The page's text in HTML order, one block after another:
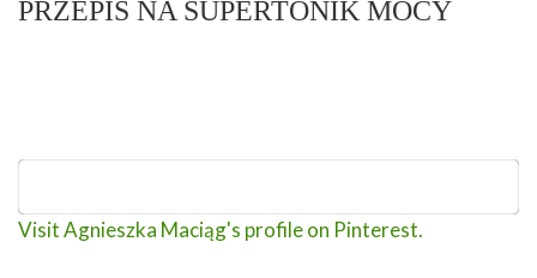
PRZEPIS NA SUPERTONIK MOCY
Visit Agnieszka Maciąg's profile on Pinterest.